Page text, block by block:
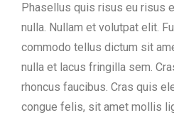
Phasellus quis risus eu risus
nulla. Nullam et volutpat elit.
commodo tellus dictum sit
nulla et lacus fringilla sem.
rhoncus faucibus. Cras quis
congue felis, sit amet mollis